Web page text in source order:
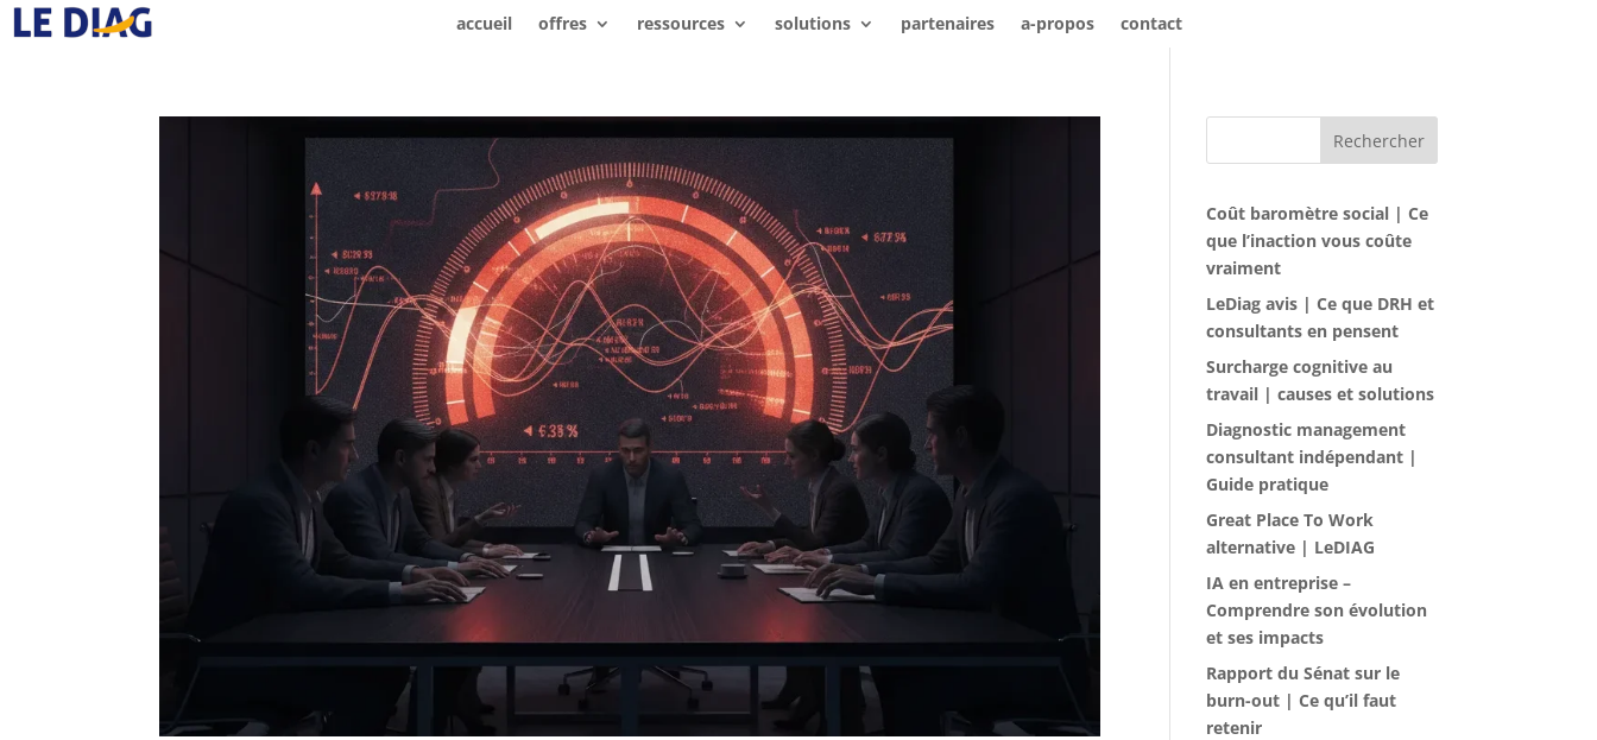
accueil offres ressources solutions partenaires a-propos contact
Rechercher
Coût baromètre social | Ce
que l’inaction vous coûte
vraiment
LeDiag avis | Ce que DRH et
consultants en pensent
Surcharge cognitive au
travail | causes et solutions
Diagnostic management
consultant indépendant |
Guide pratique
Great Place To Work
alternative | LeDIAG
IA en entreprise –
Comprendre son évolution
et ses impacts
Rapport du Sénat sur le
burn-out | Ce qu’il faut
retenir